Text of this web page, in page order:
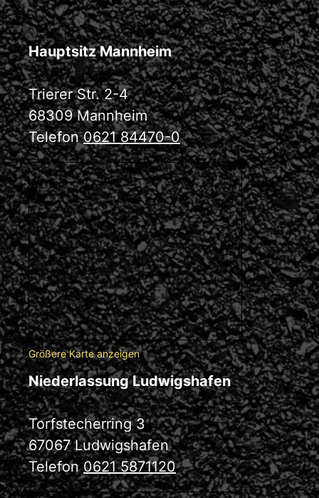
Hauptsitz Mannheim
Trierer Str. 2-4
68309 Mannheim
Telefon0621 84470-0
Größere Karte anzeigen
Niederlassung Ludwigshafen
Torfstecherring 3
67067 Ludwigshafen
Telefon0621 5871120